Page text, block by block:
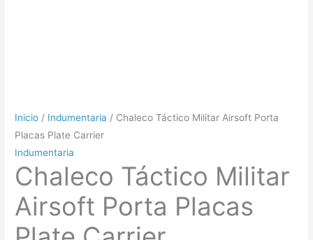
Inicio / Indumentaria / Chaleco Táctico Militar Airsoft Porta
Placas Plate Carrier
Indumentaria
Chaleco Táctico Militar
Airsoft Porta Placas